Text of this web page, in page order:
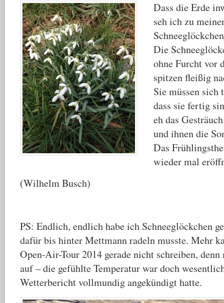
Dass die Erde
seh ich zu
Die
ohne Furcht vor
spitzen fleißig
Sie müssen sich
dass sie fertig
eh das
und ihnen die
Das
wieder mal
(Wilhelm Busch)
PS: Endlich, endlich habe ich Schneeglöckchen
dafür bis hinter Mettmann radeln musste. Mehr
Open-Air-Tour 2014 gerade nicht schreiben,
auf – die gefühlte Temperatur war doch
Wetterbericht vollmundig angekündigt hatte.